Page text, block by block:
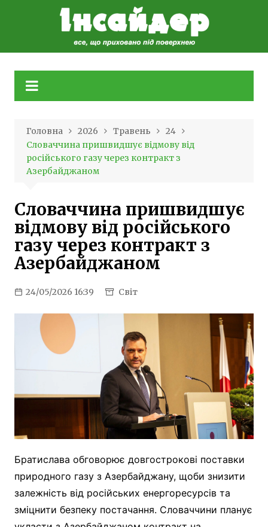
Головна 2026 Травень
24
Словаччина пришвидшує відмову від
російського газу через контракт з
Азербайджаном
Словаччина пришвидшує
відмову від російського
газу через контракт з
Азербайджаном
24/05/2026 16:39 Світ
Братислава обговорює довгострокові поставки
природного газу з Азербайджану, щоби знизити
залежність від російських енергоресурсів та
зміцнити безпеку постачання. Словаччини планує